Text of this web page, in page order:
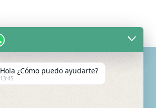
Hola ¿Cómo puedo ayudarte?
13:45